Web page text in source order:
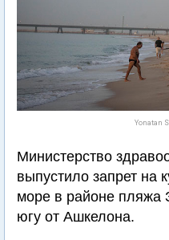
Yonatan
Министерство
выпустило запрет на
море в районе пляжа
югу от Ашкелона.